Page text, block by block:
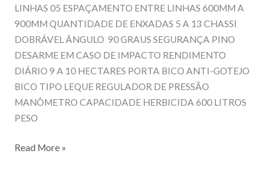
LINHAS 05 ESPAÇAMENTO ENTRE LINHAS 600MM A
900MM QUANTIDADE DE ENXADAS 5 A 13 CHASSI
DOBRÁVEL ÂNGULO 90 GRAUS SEGURANÇA PINO
DESARME EM CASO DE IMPACTO RENDIMENTO
DIÁRIO 9 A 10 HECTARES PORTA BICO ANTI-GOTEJO
BICO TIPO LEQUE REGULADOR DE PRESSÃO
MANÔMETRO CAPACIDADE HERBICIDA 600 LITROS
PESO
CULTIVADOR
Read More »